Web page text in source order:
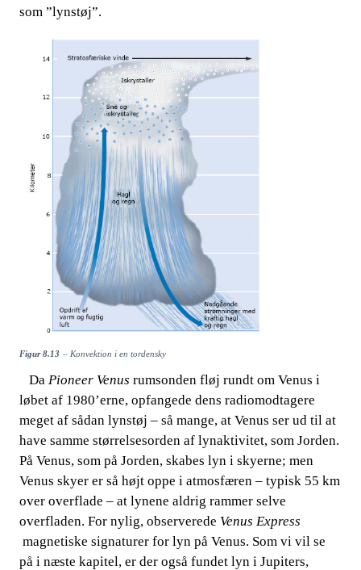
som ”lynstøj”.
Figur 8.13 – Konvektion i en tordensky
​​ ​​​​ Da​​ Pioneer Venus ​​ rumsonden fløj rundt om Venus i
løbet af 1980’erne, opfangede dens radiomodtagere
meget af sådan lynstøj – så mange, at Venus ser ud til at
have samme størrelsesorden af lynaktivitet, som Jorden.
På Venus, som på Jorden, skabes lyn i skyerne; men
Venus skyer er så højt oppe i atmosfæren – typisk 55 km
over overflade – at lynene aldrig rammer selve
overfladen. For nylig, observerede​​ Venus Express
magnetiske signaturer for lyn på Venus. Som vi vil se
på i næste kapitel, er der også fundet lyn i Jupiters,